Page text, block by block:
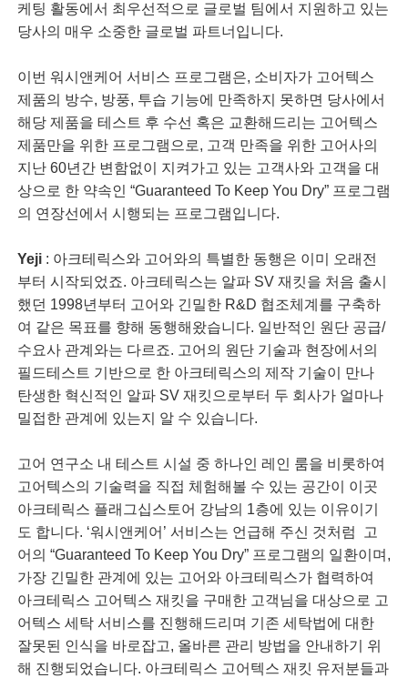
케팅 활동에서 최우선적으로 글로벌 팀에서 지원하고 있는
당사의 매우 소중한 글로벌 파트너입니다.
이번 워시앤케어 서비스 프로그램은, 소비자가 고어텍스
제품의 방수, 방풍, 투습 기능에 만족하지 못하면 당사에서
해당 제품을 테스트 후 수선 혹은 교환해드리는 고어텍스
제품만을 위한 프로그램으로, 고객 만족을 위한 고어사의
지난 60년간 변함없이 지켜가고 있는 고객사와 고객을 대
상으로 한 약속인 “Guaranteed To Keep You Dry” 프로그램
의 연장선에서 시행되는 프로그램입니다.
Yeji: 아크테릭스와 고어와의 특별한 동행은 이미 오래전
부터 시작되었죠. 아크테릭스는 알파 SV 재킷을 처음 출시
했던 1998년부터 고어와 긴밀한 R&D 협조체계를 구축하
여 같은 목표를 향해 동행해왔습니다. 일반적인 원단 공급/
수요사 관계와는 다르죠. 고어의 원단 기술과 현장에서의
필드테스트 기반으로 한 아크테릭스의 제작 기술이 만나
탄생한 혁신적인 알파 SV 재킷으로부터 두 회사가 얼마나
밀접한 관계에 있는지 알 수 있습니다.
고어 연구소 내 테스트 시설 중 하나인 레인 룸을 비롯하여
고어텍스의 기술력을 직접 체험해볼 수 있는 공간이 이곳
아크테릭스 플래그십스토어 강남의 1층에 있는 이유이기
도 합니다. ‘워시앤케어’ 서비스는 언급해 주신 것처럼 고
어의 “Guaranteed To Keep You Dry” 프로그램의 일환이며,
가장 긴밀한 관계에 있는 고어와 아크테릭스가 협력하여
아크테릭스 고어텍스 재킷을 구매한 고객님을 대상으로 고
어텍스 세탁 서비스를 진행해드리며 기존 세탁법에 대한
잘못된 인식을 바로잡고, 올바른 관리 방법을 안내하기 위
해 진행되었습니다. 아크테릭스 고어텍스 재킷 유저분들과